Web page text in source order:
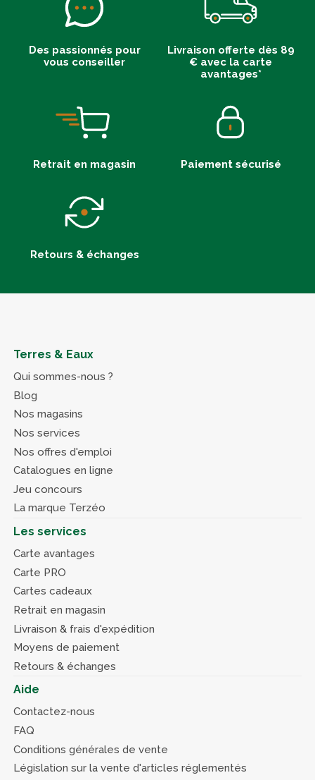
Des passionnés pour
vous conseiller
Livraison offerte dès 89
€ avec la carte
avantages*
Retrait en magasin Paiement sécurisé
Retours & échanges
Terres & Eaux
Qui sommes-nous ?
Blog
Nos magasins
Nos services
Nos offres d'emploi
Catalogues en ligne
Jeu concours
La marque Terzéo
Les services
Carte avantages
Carte PRO
Cartes cadeaux
Retrait en magasin
Livraison & frais d'expédition
Moyens de paiement
Retours & échanges
Aide
Contactez-nous
FAQ
Conditions générales de vente
Législation sur la vente d'articles réglementés